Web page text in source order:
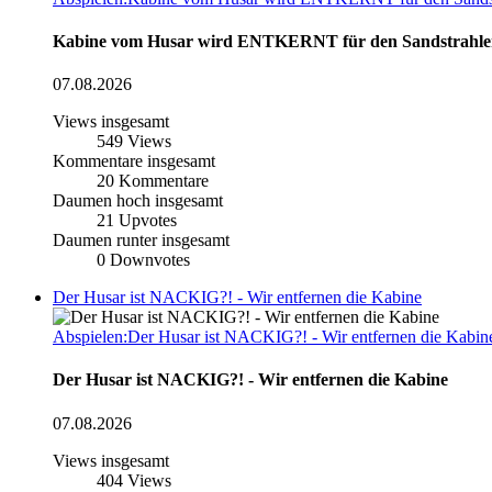
Kabine vom Husar wird ENTKERNT für den
07.08.2026
Views insgesamt
549 Views
Kommentare insgesamt
20 Kommentare
Daumen hoch insgesamt
21 Upvotes
Daumen runter insgesamt
0 Downvotes
Der Husar ist NACKIG?! - Wir entfernen die Kabine
Abspielen:Der Husar ist NACKIG?! - Wir entfernen die
Der Husar ist NACKIG?! - Wir entfernen die Kabine
07.08.2026
Views insgesamt
404 Views